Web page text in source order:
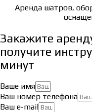
Аренда шатров,
Закажите
получите
минут
Ваше имя
Ваш номер телефона
Ваш e-mail